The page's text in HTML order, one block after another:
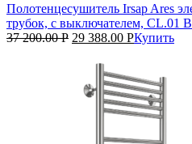
Полотенцесушитель Irsap Ares
трубок, с выключателем, CL.01
37 200.00Р 29 388.00 РКупить